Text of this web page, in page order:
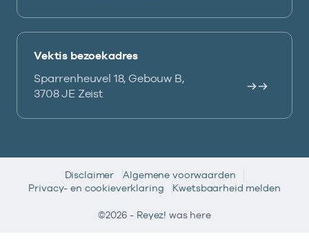
Vektis bezoekadres
Sparrenheuvel 18, Gebouw B,
3708 JE Zeist
Disclaimer
Algemene voorwaarden
Privacy- en cookieverklaring
Kwetsbaarheid melden
©2026 - Reyez! was here